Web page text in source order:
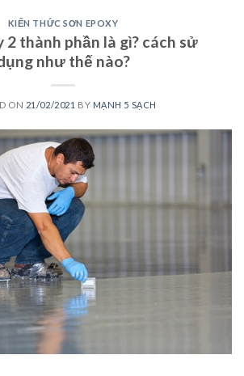
KIẾN THỨC SƠN EPOXY
2 thành phần là gì? cách sử
như thế nào?
ON 21/02/2021 BY MẠNH 5 SẠCH